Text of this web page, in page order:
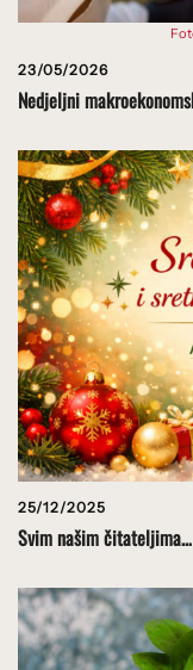
23/05/2026
Nedjeljni
25/12/2025
Svim našim čitateljima…